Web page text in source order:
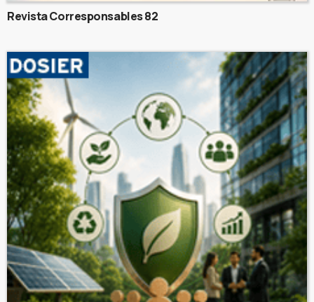
Revista Corresponsables 82